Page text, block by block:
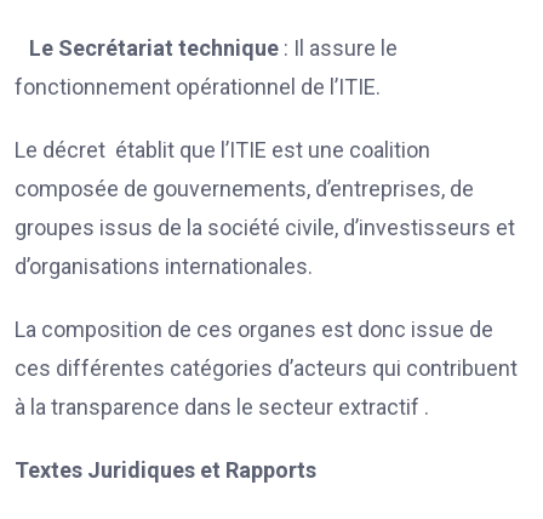
Le Secrétariat technique : Il assure le
fonctionnement opérationnel de l’ITIE.
Le décret établit que l’ITIE est une coalition
composée de gouvernements, d’entreprises, de
groupes issus de la société civile, d’investisseurs et
d’organisations internationales.
La composition de ces organes est donc issue de
ces différentes catégories d’acteurs qui contribuent
à la transparence dans le secteur extractif .
Textes Juridiques et Rapports